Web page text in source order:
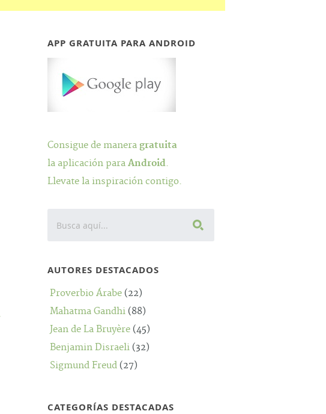
APP GRATUITA PARA ANDROID
Consigue de maneragratuita
la aplicación paraAndroid.
Llevate la inspiración contigo.
AUTORES DESTACADOS
Proverbio Árabe (22)
Mahatma Gandhi (88)
Jean de La Bruyère (45)
Benjamin Disraeli (32)
Sigmund Freud (27)
CATEGORÍAS DESTACADAS